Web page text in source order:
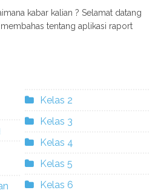
kabar kalian ? Selamat datang
tentang aplikasi raport
Kelas 2
Kelas 3
Kelas 4
Kelas 5
Kelas 6